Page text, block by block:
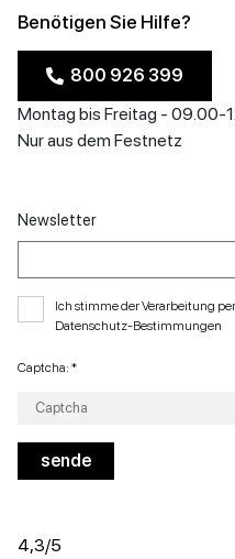
Benötigen Sie Hilfe?
800 926 399
Montag bis Freitag - 09.00-
Nur aus dem Festnetz
Newsletter
Ich stimme der Verarbeitung
Datenschutz-Bestimmungen
Captcha: *
4,3/5